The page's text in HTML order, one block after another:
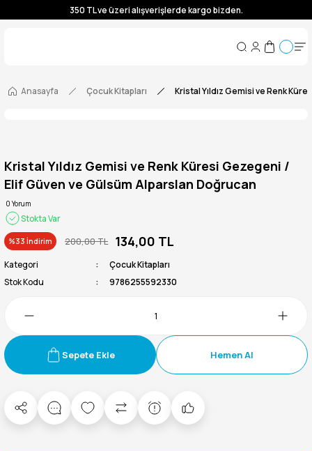
350 TL ve üzeri alışverişlerde kargo bizden.
350 TL ve üzeri alışverişlerde kargo bizden.
Anasayfa
Çocuk Kitapları Kristal Yıldız Gemisi ve Renk
Kristal Yıldız Gemisi ve Renk Küresi Gezegeni /
Elif Güven ve Gülsüm Alparslan Doğrucan
0 Yorum
Stokta Var
%33 İndirim 200,00 TL 134,00 TL
Kategori
Çocuk Kitapları
Stok Kodu
9786255592330
Sepete Ekle Hemen Al